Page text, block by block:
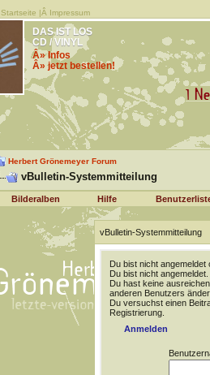
Startseite |Â Impressum
DAS IST LOS
CD / VINYL
Â» Infos
Â» jetzt bestellen!
Herbert Grönemeyer Forum
vBulletin-Systemmitteilung
Bilderalben Hilfe
vBulletin-Systemmitteilung
Du bist nicht
Du bist nicht
Du hast keine
anderen Benutzers
Du versuchst einen
Registrierung.
Anmelden